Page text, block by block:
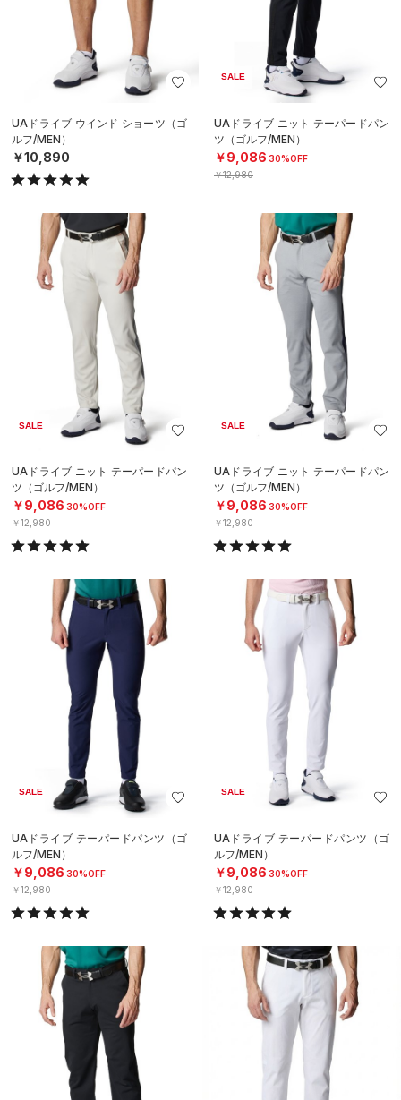
UAドライブ ウインド ショーツ（ゴ
ルフ/MEN）
￥10,890
SALE
UAドライブ ニット テーパードパン
ツ（ゴルフ/MEN）
￥9,086 30%OFF
￥12,980
SALE
UAドライブ ニット テーパードパン
ツ（ゴルフ/MEN）
￥9,086 30%OFF
￥12,980
SALE
UAドライブ ニット テーパードパン
ツ（ゴルフ/MEN）
￥9,086 30%OFF
￥12,980
SALE
UAドライブ テーパードパンツ（ゴ
ルフ/MEN）
￥9,086 30%OFF
￥12,980
SALE
UAドライブ テーパードパンツ（ゴ
ルフ/MEN）
￥9,086 30%OFF
￥12,980